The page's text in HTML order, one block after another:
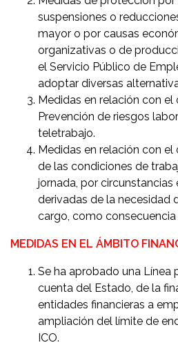
suspensiones o
mayor o por causas
organizativas o de
el Servicio Público de
adoptar diversas
Medidas en relación con
Prevención de riesgos
teletrabajo.
Medidas en relación con
de las condiciones de
jornada, por circunstancias
derivadas de la necesidad
cargo, como consecuencia
MEDIDAS EN EL ÁMBITO
Se ha aprobado una Línea
cuenta del Estado, de la
entidades financieras a
ampliación del límite de
ICO.